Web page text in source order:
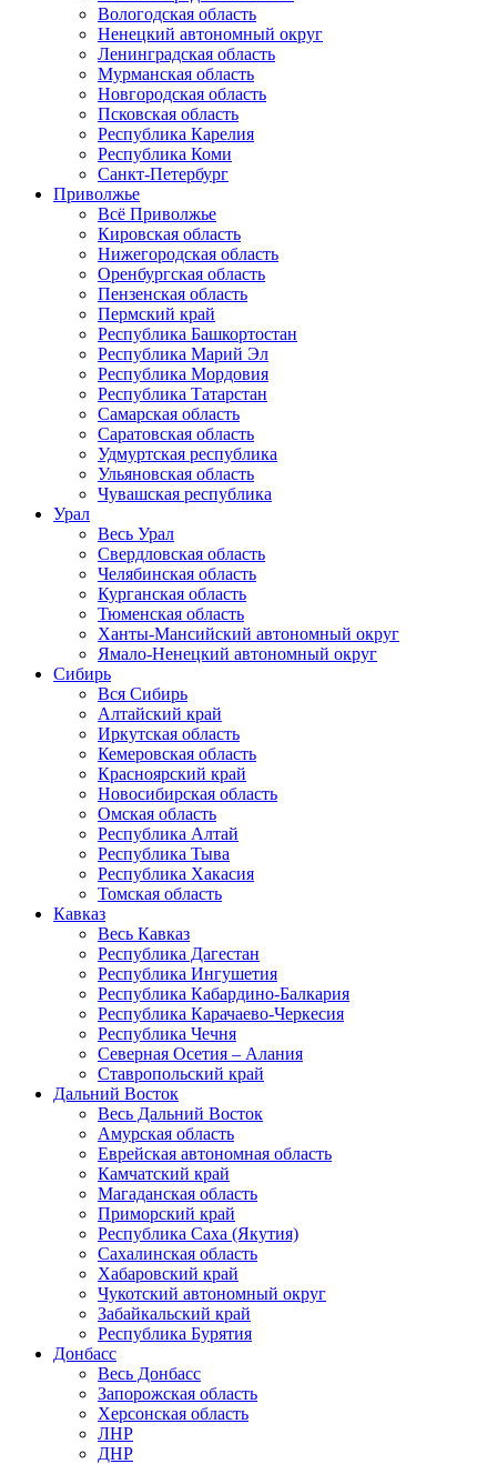
Вологодская область
Ненецкий автономный округ
Ленинградская область
Мурманская область
Новгородская область
Псковская область
Республика Карелия
Республика Коми
Санкт-Петербург
Приволжье
Всё Приволжье
Кировская область
Нижегородская область
Оренбургская область
Пензенская область
Пермский край
Республика Башкортостан
Республика Марий Эл
Республика Мордовия
Республика Татарстан
Самарская область
Саратовская область
Удмуртская республика
Ульяновская область
Чувашская республика
Урал
Весь Урал
Свердловская область
Челябинская область
Курганская область
Тюменская область
Ханты-Мансийский автономный округ
Ямало-Ненецкий автономный округ
Сибирь
Вся Сибирь
Алтайский край
Иркутская область
Кемеровская область
Красноярский край
Новосибирская область
Омская область
Республика Алтай
Республика Тыва
Республика Хакасия
Томская область
Кавказ
Весь Кавказ
Республика Дагестан
Республика Ингушетия
Республика Кабардино-Балкария
Республика Карачаево-Черкесия
Республика Чечня
Северная Осетия – Алания
Ставропольский край
Дальний Восток
Весь Дальний Восток
Амурская область
Еврейская автономная область
Камчатский край
Магаданская область
Приморский край
Республика Саха (Якутия)
Сахалинская область
Хабаровский край
Чукотский автономный округ
Забайкальский край
Республика Бурятия
Донбасс
Весь Донбасс
Запорожская область
Херсонская область
ЛНР
ДНР